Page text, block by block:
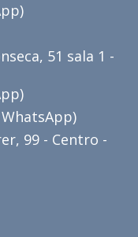
51 sala 1 -
99 - Centro -